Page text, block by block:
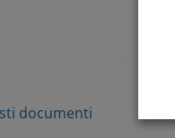
documenti